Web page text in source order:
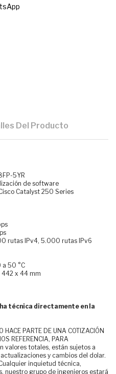
Del Producto
5YR
de software
Catalyst 250 Series
rutas IPv4, 5.000 rutas IPv6
a 50 °C
442 x 44 mm
técnica directamente en la
HACE PARTE DE UNA COTIZACIÓN
REFERENCIA, PARA
valores totales, están sujetos a
y cambios del dolar.
inquietud técnica,
nuestro grupo de ingenieros estará